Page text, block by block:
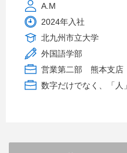
A.M
2024年入社
北九州市立大学
外国語学部
営業第二部 熊本支店
数字だけでなく、「人